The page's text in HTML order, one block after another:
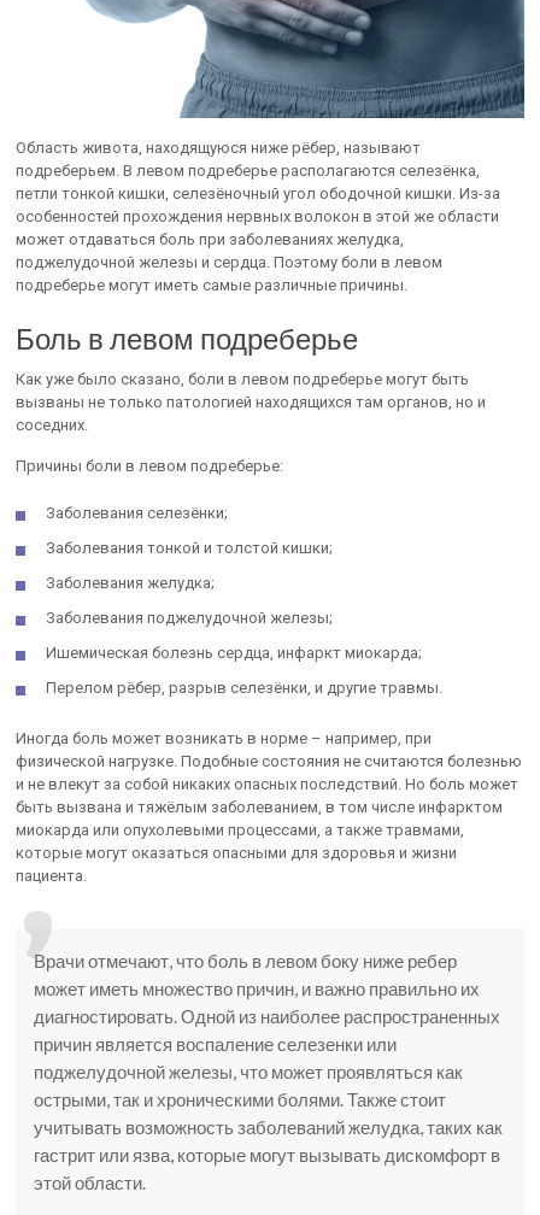
Область живота, находящуюся ниже рёбер, называют
подреберьем. В левом подреберье располагаются селезёнка,
петли тонкой кишки, селезёночный угол ободочной кишки. Из-за
особенностей прохождения нервных волокон в этой же области
может отдаваться боль при заболеваниях желудка,
поджелудочной железы и сердца. Поэтому боли в левом
подреберье могут иметь самые различные причины.
Боль в левом подреберье
Как уже было сказано, боли в левом подреберье могут быть
вызваны не только патологией находящихся там органов, но и
соседних.
Причины боли в левом подреберье:
Заболевания селезёнки;
Заболевания тонкой и толстой кишки;
Заболевания желудка;
Заболевания поджелудочной железы;
Ишемическая болезнь сердца, инфаркт миокарда;
Перелом рёбер, разрыв селезёнки, и другие травмы.
Иногда боль может возникать в норме – например, при
физической нагрузке. Подобные состояния не считаются болезнью
и не влекут за собой никаких опасных последствий. Но боль может
быть вызвана и тяжёлым заболеванием, в том числе инфарктом
миокарда или опухолевыми процессами, а также травмами,
которые могут оказаться опасными для здоровья и жизни
пациента.
Врачи отмечают, что боль в левом боку ниже ребер
может иметь множество причин, и важно правильно их
диагностировать. Одной из наиболее распространенных
причин является воспаление селезенки или
поджелудочной железы, что может проявляться как
острыми, так и хроническими болями. Также стоит
учитывать возможность заболеваний желудка, таких как
гастрит или язва, которые могут вызывать дискомфорт в
этой области.